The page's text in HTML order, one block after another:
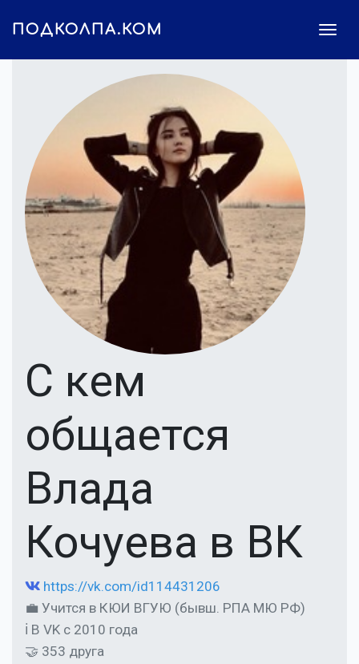
ПОДКОЛПА.КОМ
С кем
общается
Влада
Кочуева в ВК
https://vk.com/id114431206
💼 Учится в КЮИ ВГУЮ (бывш. РПА МЮ РФ)
ℹ В VK с 2010 года
🤝 353 друга